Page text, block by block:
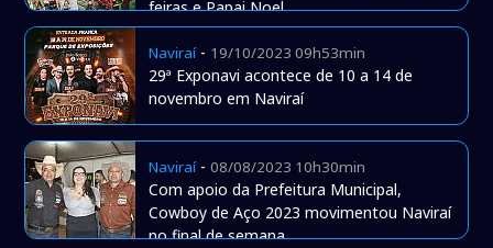
feiras e Papai Noel
Naviraí- 19/10/2023 09h53min
29ª Exponavi acontece de 10 a 14 de
novembro em Naviraí
Naviraí-08/08/2023 10h30min
Com apoio da Prefeitura Municipal,
Cowboy de Aço 2023 movimentou Naviraí
no final de semana